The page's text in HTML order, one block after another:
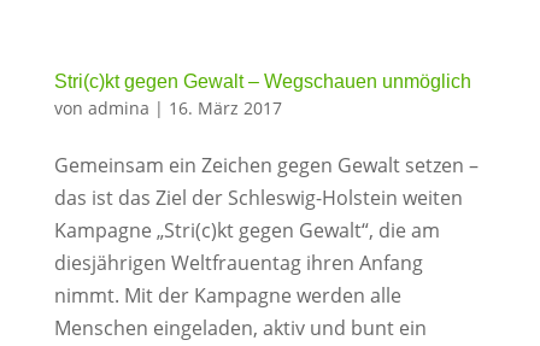
Stri(c)kt gegen Gewalt – Wegschauen unmöglich
von admina | 16. März 2017
Gemeinsam ein Zeichen gegen Gewalt setzen –
das ist das Ziel der Schleswig-Holstein weiten
Kampagne „Stri(c)kt gegen Gewalt“, die am
diesjährigen Weltfrauentag ihren Anfang
nimmt. Mit der Kampagne werden alle
Menschen eingeladen, aktiv und bunt ein